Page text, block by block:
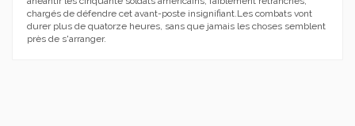
chargés de défendre cet avant-poste insignifiant.Les combats vont
durer plus de quatorze heures, sans que jamais les choses semblent
près de s'arranger.